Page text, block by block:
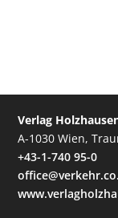
Verlag
A-1030 Wien,
+43-1-740 95-0